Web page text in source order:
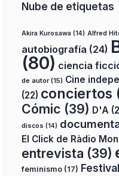
Nube de etiquetas
Akira Kurosawa (14) Alfred
autobiografía (24)
(80) ciencia
de autor(15) Cine
(22) conciertos
Cómic (39) D'A
discos (14)
El Click de Ràdio
entrevista (39)
feminismo (17) Festival